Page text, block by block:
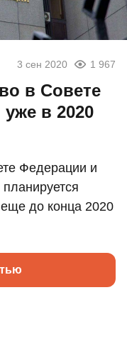
3 сен 2020 1 967
в Совете
в 2020
Федерации и
еще до конца 2020